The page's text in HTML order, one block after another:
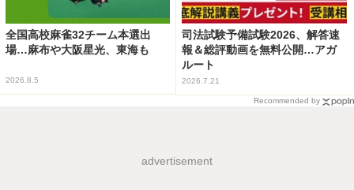
全国高校麻雀32チーム本選出
場…麻布や大阪星光、東海も
2026.8.5
司法試験予備試験2026、解答速
報＆総評動画を無料公開…アガ
ルート
2026.7.21
Recommended by
advertisement